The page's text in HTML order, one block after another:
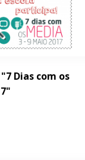
Dias com os